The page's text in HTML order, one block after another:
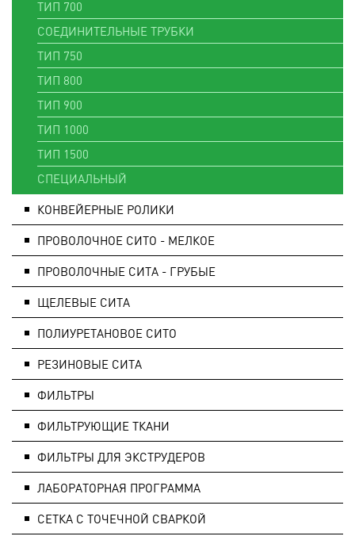
ТИП 700
СОЕДИНИТЕЛЬНЫЕ ТРУБКИ
ТИП 750
ТИП 800
ТИП 900
ТИП 1000
ТИП 1500
СПЕЦИАЛЬНЫЙ
КОНВЕЙЕРНЫЕ РОЛИКИ
ПРОВОЛОЧНОЕ СИТО - МЕЛКОЕ
ПРОВОЛОЧНЫЕ СИТА - ГРУБЫЕ
ЩЕЛЕВЫЕ СИТА
ПОЛИУРЕТАНОВОЕ СИТО
РЕЗИНОВЫЕ СИТА
ФИЛЬТРЫ
ФИЛЬТРУЮЩИЕ ТКАНИ
ФИЛЬТРЫ ДЛЯ ЭКСТРУДЕРОВ
ЛАБОРАТОРНАЯ ПРОГРАММА
СЕТКА С ТОЧЕЧНОЙ СВАРКОЙ